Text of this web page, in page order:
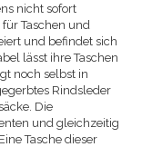
nicht sofort
Taschen und
und befindet sich
lässt ihre Taschen
noch selbst in
Rindsleder
Die
und gleichzeitig
Tasche dieser